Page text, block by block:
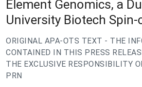
Element Genomics, a
University Biotech
ORIGINAL APA-OTS TEXT - THE
CONTAINED IN THIS PRESS
THE EXCLUSIVE RESPONSIBILITY
PRN